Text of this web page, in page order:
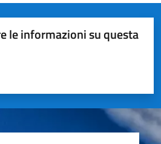
le informazioni su questa
stelle su 5
su 5
5